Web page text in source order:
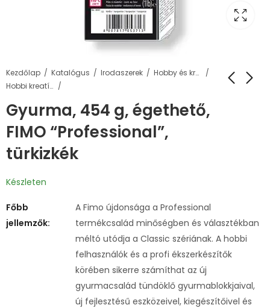
Kezdőlap Katalógus Irodaszerek
Hobby és kreatív termékek
Hobbi kreatív gyurma
Gyurma, 454 g, égethető,
FIMO “Professional”,
türkizkék
Készleten
Főbb
jellemzők:
A Fimo újdonsága a Professional
termékcsalád minőségben és választékban
méltó utódja a Classic szériának. A hobbi
felhasználók és a profi ékszerkészítők
körében sikerre számíthat az új
gyurmacsalád tündöklő gyurmablokkjaival,
új fejlesztésű eszközeivel, kiegészítőivel és